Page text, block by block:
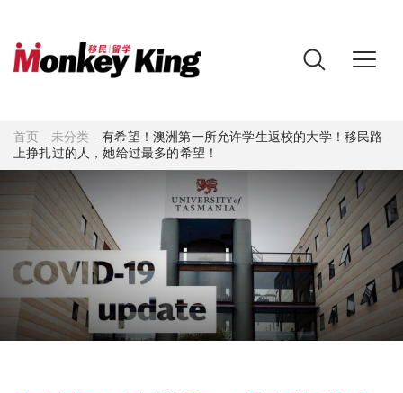
首页 - 未分类 -有希望！澳洲第一所允许学生返校的大学！移民路
上挣扎过的人，她给过最多的希望！